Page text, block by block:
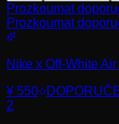
Prozkoumat
Prozkoumat
Nike x Off-White
¥ 550
2